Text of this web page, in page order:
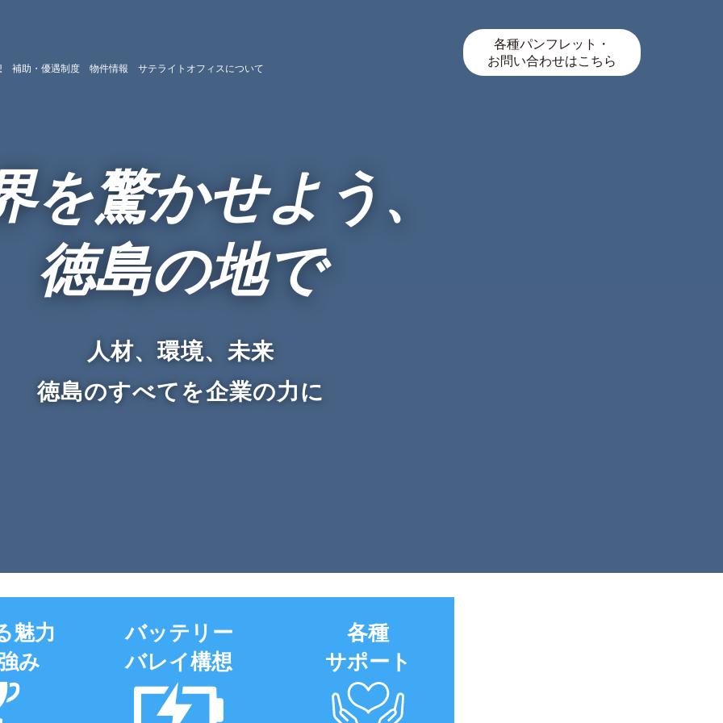
補助・優遇制度 物件情報 サテライトオフィスについて
各種パンフレット・
お問い合わせはこちら
を驚かせよう、
徳島の地で
人材、環境、未来
徳島のすべてを企業の力に
魅力
み
バッテリー
バレイ構想
各種
サポート